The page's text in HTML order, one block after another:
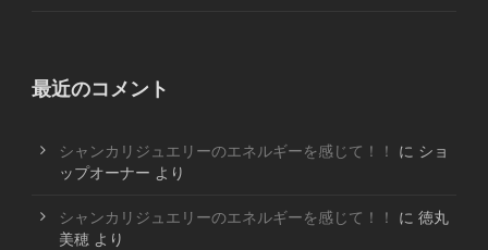
最近のコメント
シャンカリジュエリーのエネルギーを感じて！！ に ショ
ップオーナー より
シャンカリジュエリーのエネルギーを感じて！！ に 徳丸
美穂 より